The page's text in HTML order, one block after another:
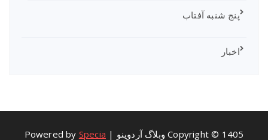
پنج شنبه آفتاب
اخبار
Copyright © 1405 وبلاگ آردوینو | Powered by Specia